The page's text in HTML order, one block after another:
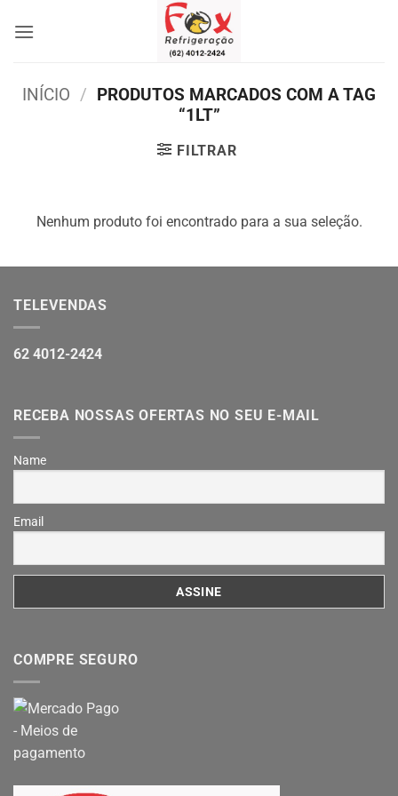
INÍCIO / PRODUTOS MARCADOS COM A TAG
“1LT”
FILTRAR
Nenhum produto foi encontrado para a sua seleção.
TELEVENDAS
62 4012-2424
RECEBA NOSSAS OFERTAS NO SEU E-MAIL
Name
Email
COMPRE SEGURO